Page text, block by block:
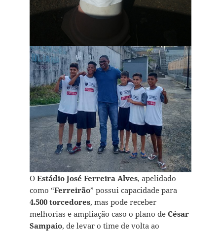
O Estádio José Ferreira Alves, apelidado
como “Ferreirão” possui capacidade para
4.500 torcedores, mas pode receber
melhorias e ampliação caso o plano de César
Sampaio, de levar o time de volta ao